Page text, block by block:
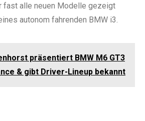
fast alle neuen Modelle gezeigt
autonom fahrenden BMW i3.
präsentiert BMW M6 GT3
& gibt Driver-Lineup bekannt